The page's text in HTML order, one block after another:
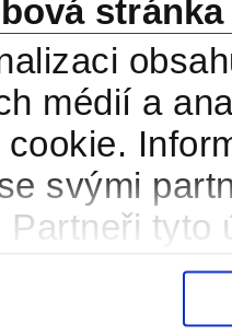
médií a
cookie.
svými
Partneři tyto
které